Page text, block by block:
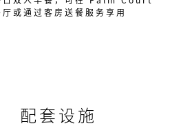
厅或通过客房送餐服务享用
配套设施